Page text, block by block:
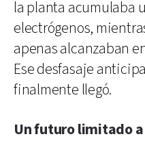
la planta acumulaba
electrógenos,
apenas alcanzaban
Ese desfasaje
finalmente llegó.
Un futuro limitado